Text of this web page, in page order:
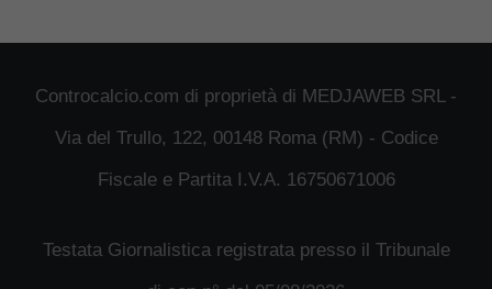
Controcalcio.com di proprietà di MEDJAWEB SRL -
Via del Trullo, 122, 00148 Roma (RM) - Codice
Fiscale e Partita I.V.A. 16750671006
Testata Giornalistica registrata presso il Tribunale